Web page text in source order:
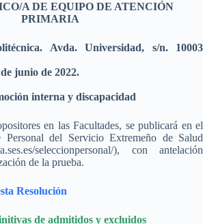
A DE EQUIPO DE ATENCIÓN
PRIMARIA
Avda. Universidad, s/n. 10003
junio de 2022.
interna y discapacidad
en las Facultades, se publicará en el
del Servicio Extremeño de Salud
seleccionpersonal/), con antelación
de la prueba.
Resolución
de admitidos y excluidos